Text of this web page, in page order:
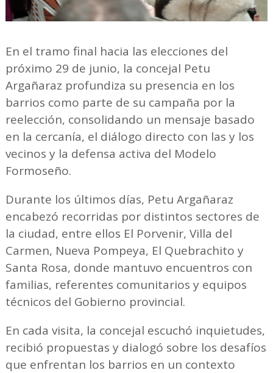
En el tramo final hacia las elecciones del
próximo 29 de junio, la concejal Petu
Argañaraz profundiza su presencia en los
barrios como parte de su campaña por la
reelección, consolidando un mensaje basado
en la cercanía, el diálogo directo con las y los
vecinos y la defensa activa del Modelo
Formoseño.
Durante los últimos días, Petu Argañaraz
encabezó recorridas por distintos sectores de
la ciudad, entre ellos El Porvenir, Villa del
Carmen, Nueva Pompeya, El Quebrachito y
Santa Rosa, donde mantuvo encuentros con
familias, referentes comunitarios y equipos
técnicos del Gobierno provincial.
En cada visita, la concejal escuchó inquietudes,
recibió propuestas y dialogó sobre los desafíos
que enfrentan los barrios en un contexto